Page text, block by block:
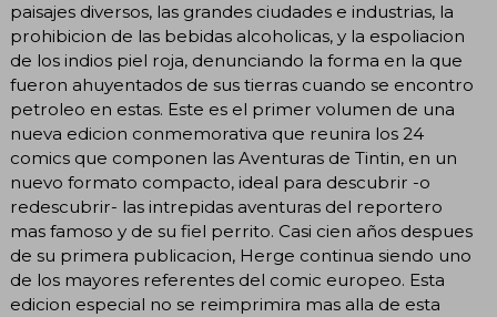
paisajes diversos, las grandes ciudades e industrias, la
prohibicion de las bebidas alcoholicas, y la espoliacion
de los indios piel roja, denunciando la forma en la que
fueron ahuyentados de sus tierras cuando se encontro
petroleo en estas. Este es el primer volumen de una
nueva edicion conmemorativa que reunira los 24
comics que componen las Aventuras de Tintin, en un
nuevo formato compacto, ideal para descubrir -o
redescubrir- las intrepidas aventuras del reportero
mas famoso y de su fiel perrito. Casi cien años despues
de su primera publicacion, Herge continua siendo uno
de los mayores referentes del comic europeo. Esta
edicion especial no se reimprimira mas alla de esta